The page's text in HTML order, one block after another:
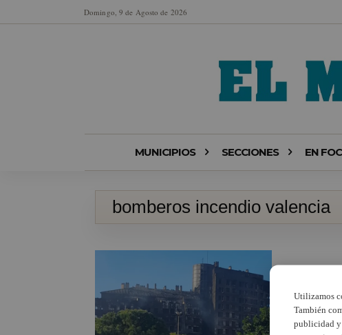
Domingo, 9 de Agosto de 2026
MUNICIPIOS SECCIONES EN
bomberos incendio valencia
Utilizamos
También
publicidad y